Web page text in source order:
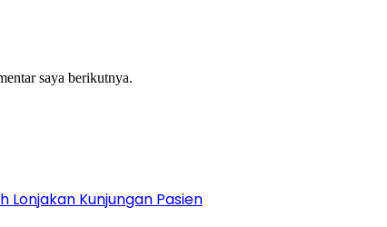
saya berikutnya.
Lonjakan Kunjungan Pasien